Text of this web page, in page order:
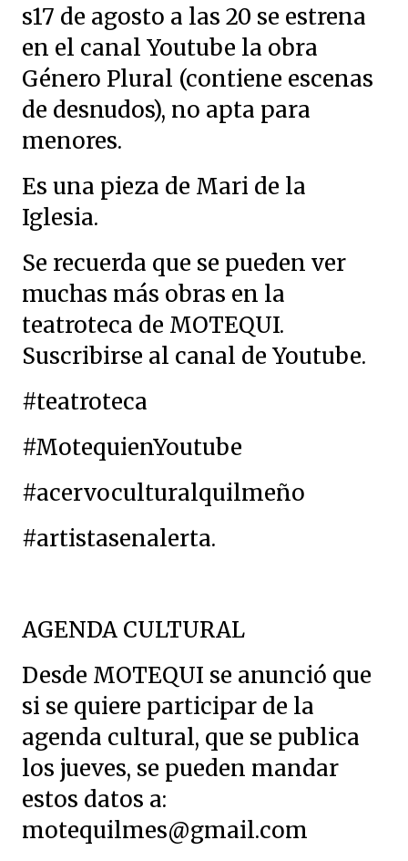
s17 de agosto a las 20 se estrena
en el canal Youtube la obra
Género Plural (contiene escenas
de desnudos), no apta para
menores.
Es una pieza de Mari de la
Iglesia.
Se recuerda que se pueden ver
muchas más obras en la
teatroteca de MOTEQUI.
Suscribirse al canal de Youtube.
#teatroteca
#MotequienYoutube
#acervoculturalquilmeño
#artistasenalerta.
AGENDA CULTURAL
Desde MOTEQUI se anunció que
si se quiere participar de la
agenda cultural, que se publica
los jueves, se pueden mandar
estos datos a:
motequilmes@gmail.com